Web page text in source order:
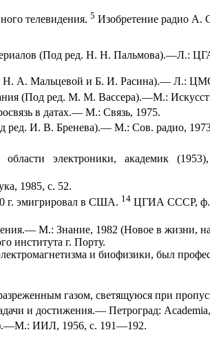
телевидения. 5 Изобретение радио
(Под ред. Н. Н. Пальмова).—Л.:
Н. А. Мальцевой и Б. И. Расина).— Л.:
(Под ред. М. М. Вассера).—М.:
в датах.— М.: Связь, 1975.
ред. И. В. Бренева).— М.: Сов. радио,
электроники, академик (1953),
1985, с. 52.
г. эмигрировал в США. 14 ЦГИА СССР, ф.
М.: Знание, 1982 (Новое в жизни,
института г. Порту.
и биофизики, был
газом, светящуюся при
и достижения.— Петроград:
ИИЛ, 1956, с. 191—192.